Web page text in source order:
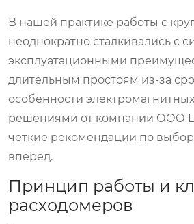
В нашей практике работы с
неоднократно сталкивались с
эксплуатационными
длительным простоям из-за
особенности
решениями от компании ООО
четкие рекомендации по
вперед.
Принцип работы и
расходомеров